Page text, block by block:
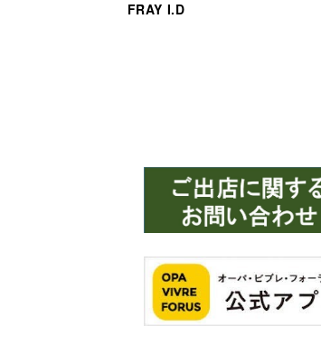
FRAY I.D